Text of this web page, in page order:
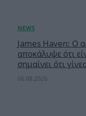
James Haven: Ο
αποκάλυψε ότι
σημαίνει ότι
06.08.2026